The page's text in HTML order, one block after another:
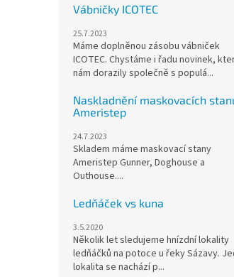
Vábničky ICOTEC
25.7.2023
Máme doplněnou zásobu vábniček
ICOTEC. Chystáme i řadu novinek,
nám dorazily společně s populá...
Naskladnění maskovacích
Ameristep
24.7.2023
Skladem máme maskovací stany
Ameristep Gunner, Doghouse a
Outhouse....
Ledňáček vs kuna
3.5.2020
Několik let sledujeme hnízdní lokality
ledňáčků na potoce u řeky Sázavy.
lokalita se nachází p...